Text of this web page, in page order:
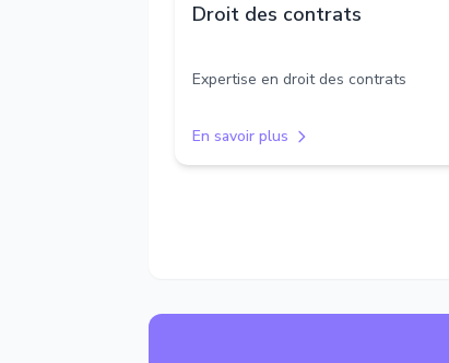
Droit des contrats
Expertise en droit des contrats
En savoir plus